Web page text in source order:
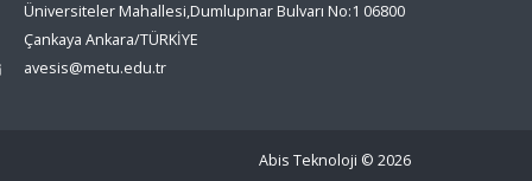
Üniversiteler Mahallesi,Dumlupınar Bulvarı No:1 06800
Çankaya Ankara/TÜRKİYE
avesis@metu.edu.tr
Abis Teknoloji © 2026